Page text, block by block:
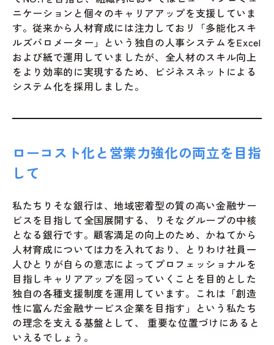
ニケーションと個々のキャリアアップを支援していま
す。従来から人材育成には注力しておリ「多能化スキ
ルズバロメーター」という独自の人事システムをExcel
および紙で運用していましたが、全人材のスキル向上
をより効率的に実現するため、ビジネスネットによる
システム化を採用しました。
ローコスト化と営業力強化の両立を目指
して
私たちりそな銀行は、地域密着型の質の高い金融サー
ビスを目指して全国展開する、りそなグループの中核
となる銀行です。顧客満足の向上のため、かねてから
人材育成については力を入れており、とりわけ社員一
人ひとりが自らの意志によってプロフェッショナルを
目指しキャリアアップを図っていくことを目的とした
独自の各種支援制度を運用しています。これは「創造
性に富んだ金融サービス企業を目指す」という私たち
の理念を支える基盤として、 重要な位置づけにあると
いえるでしょう。